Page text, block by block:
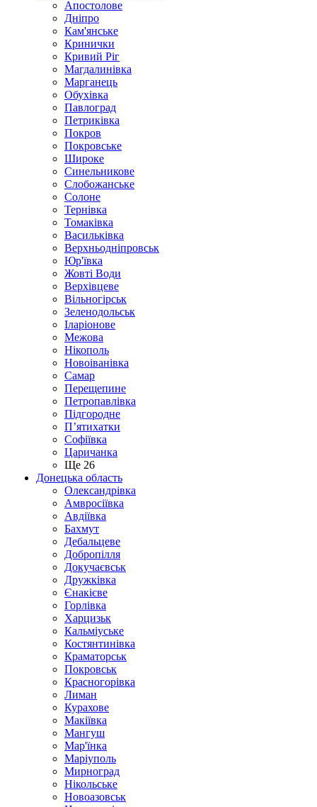
Апостолове
Дніпро
Кам'янське
Кринички
Кривий Ріг
Магдалинівка
Марганець
Обухівка
Павлоград
Петриківка
Покров
Покровське
Широке
Синельникове
Слобожанське
Солоне
Тернівка
Томаківка
Васильківка
Верхньодніпровськ
Юр'ївка
Жовті Води
Верхівцеве
Вільногірськ
Зеленодольськ
Іларіонове
Межова
Нікополь
Новоіванівка
Самар
Перещепине
Петропавлівка
Підгородне
П’ятихатки
Софіївка
Царичанка
Ще 26
Донецька область
Олександрівка
Амвросіївка
Авдіївка
Бахмут
Дебальцеве
Добропілля
Докучаєвськ
Дружківка
Єнакієве
Горлівка
Харцизьк
Кальміуське
Костянтинівка
Краматорськ
Покровськ
Красногорівка
Лиман
Курахове
Макіївка
Мангуш
Мар'їнка
Маріуполь
Мирноград
Нікольське
Новоазовськ